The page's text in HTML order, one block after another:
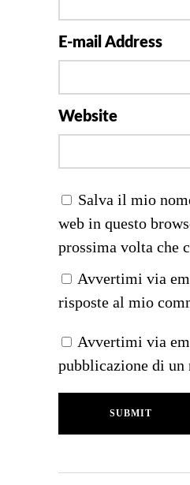
E-mail Address
Website
Salva il mio
web in questo
prossima volta che
Avvertimi via
risposte al mio
Avvertimi via
pubblicazione di un
SUBMIT